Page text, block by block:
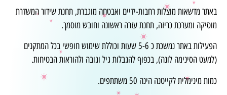
באתר מדשאות מוצלות רחבות-ידיים ואבטחה מוגברת, תחנת שידור המשדרת
מוסיקה ומערכת כריזה, תחנת עזרה ראשונה וחובש מוסמך.
הפעילות באתר נמשכת כ 5-6 שעות וכוללת שימוש חופשי בכל המתקנים
(למעט הסינימה לונה), בכפוף להגבלות גיל וגובה ולהוראות הבטיחות.
כמות מינימלית לקייטנה הינה 50 משתתפים.